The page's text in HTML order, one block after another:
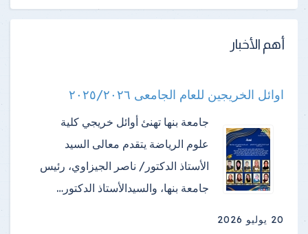
أهم الأخبار
اوائل الخريجين للعام الجامعى ٢٠٢٥/٢٠٢٦
جامعة بنها تهنئ أوائل خريجي كلية
علوم الرياضة ​يتقدم معالى السيد
الأستاذ الدكتور/ ناصر الجيزاوي، رئيس
جامعة بنها، والسيدالأستاذ الدكتور…
20 يوليو 2026